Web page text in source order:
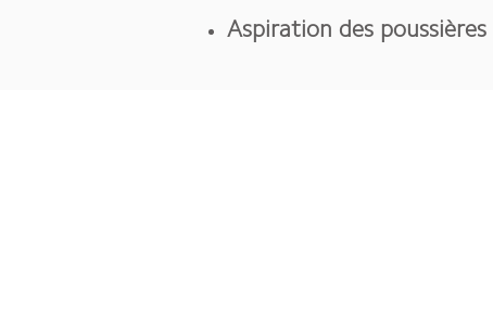
Aspiration des poussières